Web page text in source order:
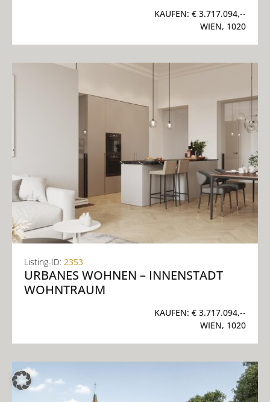
KAUFEN: € 3.717.094,--
WIEN, 1020
Listing-ID: 2353
URBANES WOHNEN – INNENSTADT
WOHNTRAUM
KAUFEN: € 3.717.094,--
WIEN, 1020